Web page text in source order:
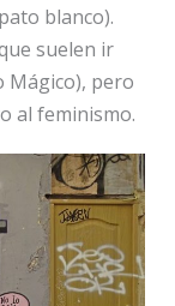
blanco).
suelen ir
Mágico), pero
al feminismo.